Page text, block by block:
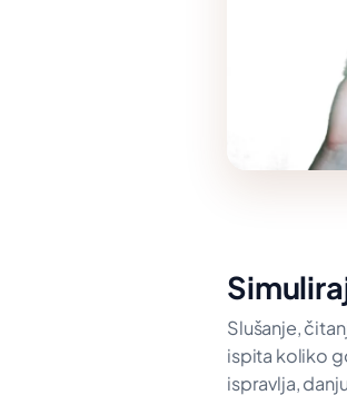
Slušanje,
ispita koliko
ispravlja,